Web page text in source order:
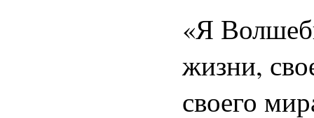
«Я
жизни,
своего